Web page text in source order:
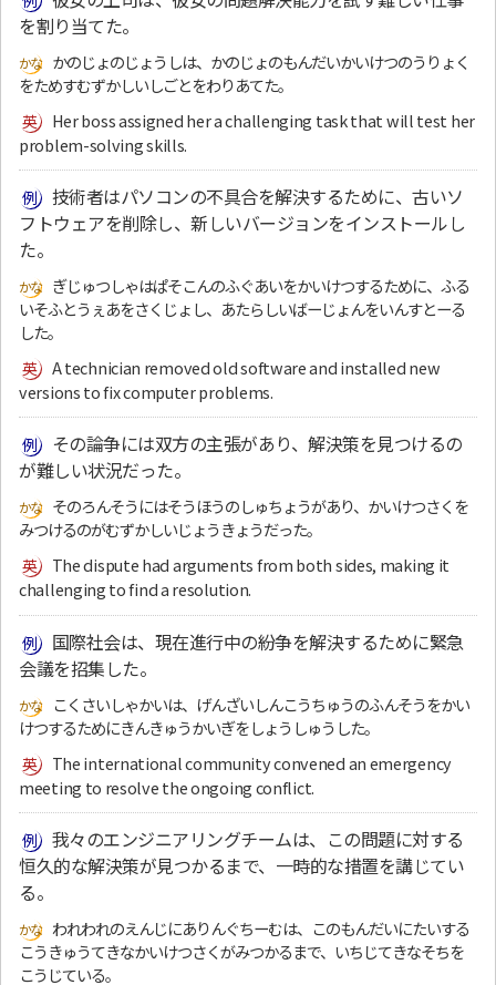
を割り当てた。
かのじょのじょうしは、かのじょのもんだいかいけつのうりょく
をためすむずかしいしごとをわりあてた。
Her boss assigned her a challenging task that will test her
problem-solving skills.
技術者はパソコンの不具合を解決するために、古いソ
フトウェアを削除し、新しいバージョンをインストールし
た。
ぎじゅつしゃはぱそこんのふぐあいをかいけつするために、ふる
いそふとうぇあをさくじょし、あたらしいばーじょんをいんすとーる
した。
A technician removed old software and installed new
versions to fix computer problems.
その論争には双方の主張があり、解決策を見つけるの
が難しい状況だった。
そのろんそうにはそうほうのしゅちょうがあり、かいけつさくを
みつけるのがむずかしいじょうきょうだった。
The dispute had arguments from both sides, making it
challenging to find a resolution.
国際社会は、現在進行中の紛争を解決するために緊急
会議を招集した。
こくさいしゃかいは、げんざいしんこうちゅうのふんそうをかい
けつするためにきんきゅうかいぎをしょうしゅうした。
The international community convened an emergency
meeting to resolve the ongoing conflict.
我々のエンジニアリングチームは、この問題に対する
恒久的な解決策が見つかるまで、一時的な措置を講じてい
る。
われわれのえんじにありんぐちーむは、このもんだいにたいする
こうきゅうてきなかいけつさくがみつかるまで、いちじてきなそちを
こうじている。